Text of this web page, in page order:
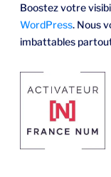
Boostez votre
WordPress. Nous
imbattables